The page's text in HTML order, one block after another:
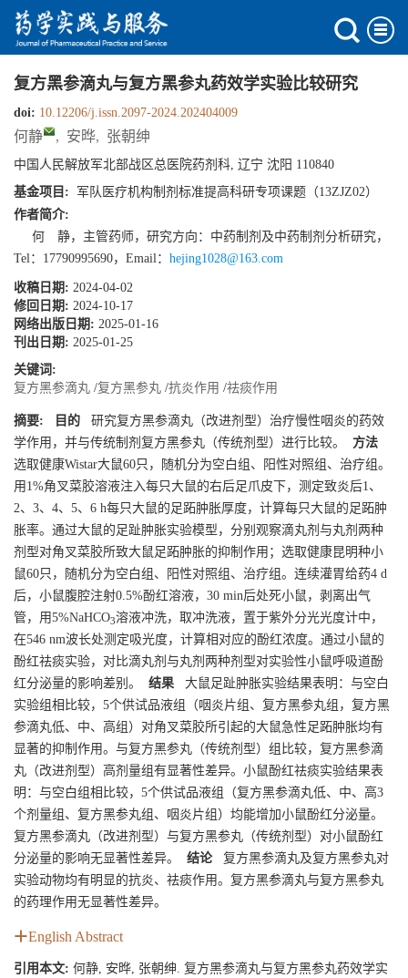
复方黑参滴丸与复方黑参丸药效学实验比较研究
doi: 10.12206/j.issn.2097-2024.202404009
何静 , 安晔, 张朝绅
中国人民解放军北部战区总医院药剂科, 辽宁 沈阳 110840
基金项目: 军队医疗机构制剂标准提高科研专项课题（13ZJZ02）
作者简介:
何 静，主管药师，研究方向：中药制剂及中药制剂分析研究，
Tel：17790995690，Email： hejing1028@163.com
收稿日期: 2024-04-02
修回日期: 2024-10-17
网络出版日期: 2025-01-16
刊出日期: 2025-01-25
关键词:
复方黑参滴丸 /复方黑参丸 /抗炎作用 /祛痰作用
摘要: 目的 研究复方黑参滴丸（改进剂型）治疗慢性咽炎的药效
学作用，并与传统制剂复方黑参丸（传统剂型）进行比较。
方法
选取健康Wistar大鼠60只，随机分为空白组、阳性对照组、治疗组。
用1%角叉菜胶溶液注入每只大鼠的右后足爪皮下，测定致炎后1、
2、3、4、5、6 h每只大鼠的足跖肿胀厚度，计算每只大鼠的足跖肿
胀率。通过大鼠的足趾肿胀实验模型，分别观察滴丸剂与丸剂两种
剂型对角叉菜胶所致大鼠足跖肿胀的抑制作用；选取健康昆明种小
鼠60只，随机分为空白组、阳性对照组、治疗组。连续灌胃给药4 d
后，小鼠腹腔注射0.5%酚红溶液，30 min后处死小鼠，剥离出气
管，用5%NaHCO3溶液冲洗，取冲洗液，置于紫外分光光度计中，
在546 nm波长处测定吸光度，计算相对应的酚红浓度。通过小鼠的
酚红祛痰实验，对比滴丸剂与丸剂两种剂型对实验性小鼠呼吸道酚
红分泌量的影响差别。
结果 大鼠足趾肿胀实验结果表明：与空白
实验组相比较，5个供试品液组（咽炎片组、复方黑参丸组，复方黑
参滴丸低、中、高组）对角叉菜胶所引起的大鼠急性足跖肿胀均有
显著的抑制作用。与复方黑参丸（传统剂型）组比较，复方黑参滴
丸（改进剂型）高剂量组有显著性差异。小鼠酚红祛痰实验结果表
明：与空白组相比较，5个供试品液组（复方黑参滴丸低、中、高3
个剂量组、复方黑参丸组、咽炎片组）均能增加小鼠酚红分泌量。
复方黑参滴丸（改进剂型）与复方黑参丸（传统剂型）对小鼠酚红
分泌量的影响无显著性差异。
结论复方黑参滴丸及复方黑参丸对
实验动物均有明显的抗炎、祛痰作用。复方黑参滴丸与复方黑参丸
的药理作用无显著性差异。
English Abstract
引用本文: 何静, 安晔, 张朝绅. 复方黑参滴丸与复方黑参丸药效学实